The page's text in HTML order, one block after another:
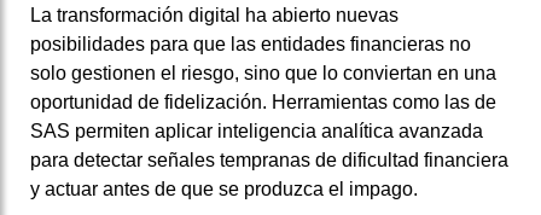
La transformación digital ha abierto nuevas
posibilidades para que las entidades financieras no
solo gestionen el riesgo, sino que lo conviertan en una
oportunidad de fidelización. Herramientas como las de
SAS permiten aplicar inteligencia analítica avanzada
para detectar señales tempranas de dificultad financiera
y actuar antes de que se produzca el impago.